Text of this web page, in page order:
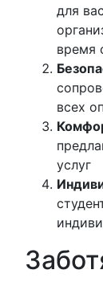
для
время
всех
услуг